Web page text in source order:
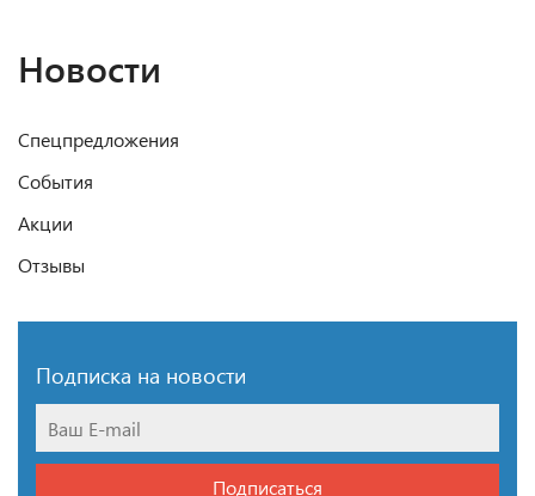
Новости
Спецпредложения
События
Акции
Отзывы
Подписка на новости
Подписаться